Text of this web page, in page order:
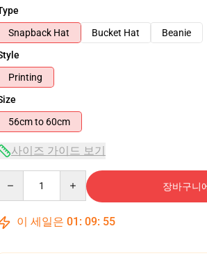
Snapback Hat
Bucket Hat
Beanie
Printing
56cm to 60cm
사이즈 가이드 보기
장바구니
이 세일은 01 : 09: 54